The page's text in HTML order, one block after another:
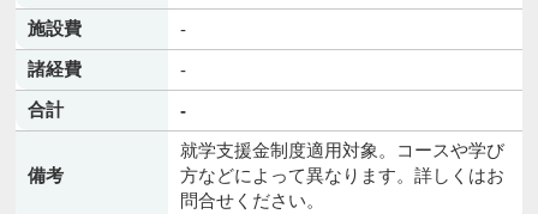
施設費
-
諸経費
-
合計
-
備考
就学支援金制度適用対象。コースや学び
方などによって異なります。詳しくはお
問合せください。